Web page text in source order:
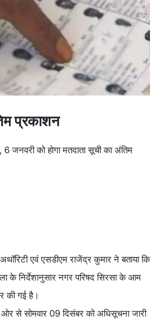
प्रकाशन
जनवरी को होगा मतदाता सूची का अंतिम
एवं एसडीएम राजेंद्र कुमार ने बताया कि
के निर्देशानुसार नगर परिषद सिरसा के आम
की गई है।
ओर से सोमवार 09 दिसंबर को अधिसूचना जारी